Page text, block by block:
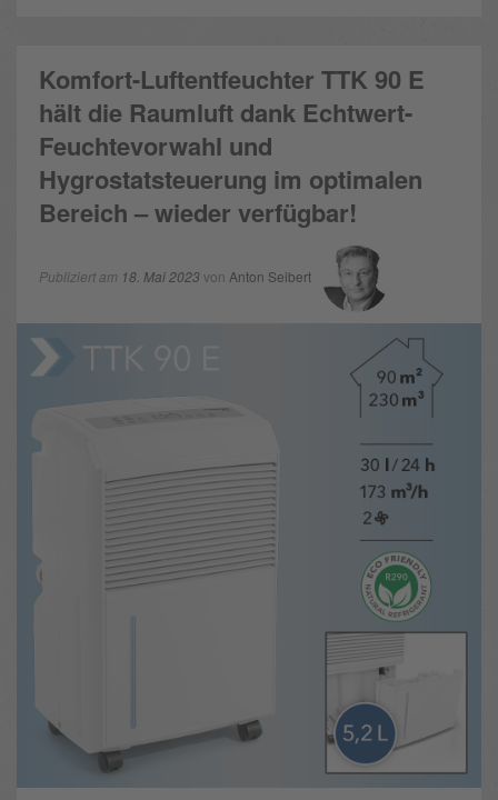
Komfort-Luftentfeuchter TTK 90 E
hält die Raumluft dank Echtwert-
Feuchtevorwahl und
Hygrostatsteuerung im optimalen
Bereich – wieder verfügbar!
Publiziert am 18. Mai 2023von Anton Seibert